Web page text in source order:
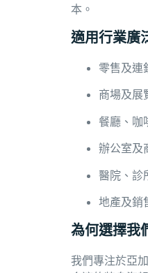
本。
適用行業廣
零售及連
商場及展
餐廳、咖
辦公室及
醫院、診
地產及銷
為何選擇我
我們專注於亞